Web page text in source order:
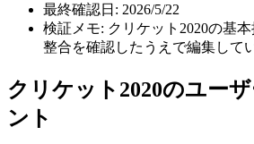
最終確認日: 2026/5/22
検証メモ: クリケット2020の基
整合を確認したうえで編集して
クリケット2020のユー
ント